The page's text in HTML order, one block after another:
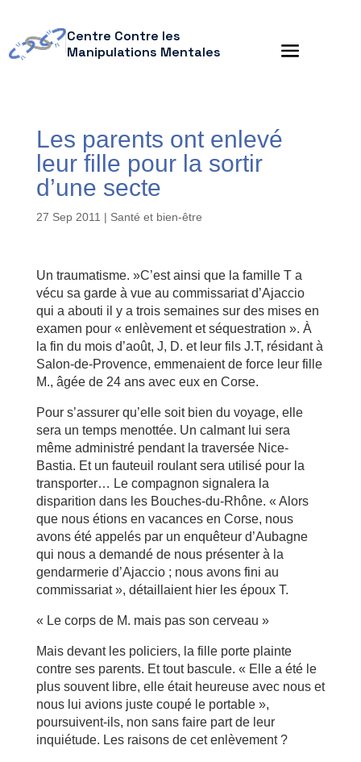
Centre Contre les
Manipulations Mentales
Les parents ont enlevé
leur fille pour la sortir
d’une secte
27 Sep 2011 | Santé et bien-être
Un traumatisme. »C’est ainsi que la famille T a
vécu sa garde à vue au commissariat d’Ajaccio
qui a abouti il y a trois semaines sur des mises en
examen pour « enlèvement et séquestration ». À
la fin du mois d’août, J, D. et leur fils J.T, résidant à
Salon-de-Provence, emmenaient de force leur fille
M., âgée de 24 ans avec eux en Corse.
Pour s’assurer qu’elle soit bien du voyage, elle
sera un temps menottée. Un calmant lui sera
même administré pendant la traversée Nice-
Bastia. Et un fauteuil roulant sera utilisé pour la
transporter… Le compagnon signalera la
disparition dans les Bouches-du-Rhône. « Alors
que nous étions en vacances en Corse, nous
avons été appelés par un enquêteur d’Aubagne
qui nous a demandé de nous présenter à la
gendarmerie d’Ajaccio ; nous avons fini au
commissariat », détaillaient hier les époux T.
« Le corps de M. mais pas son cerveau »
Mais devant les policiers, la fille porte plainte
contre ses parents. Et tout bascule. « Elle a été le
plus souvent libre, elle était heureuse avec nous et
nous lui avions juste coupé le portable »,
poursuivent-ils, non sans faire part de leur
inquiétude. Les raisons de cet enlèvement ?